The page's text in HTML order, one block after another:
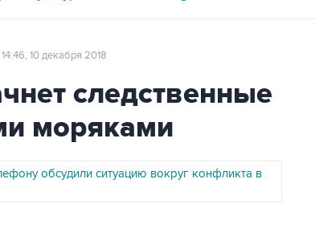
14:46, 10 декабря 2018
следственные
моряками
обсудили ситуацию вокруг конфликта в